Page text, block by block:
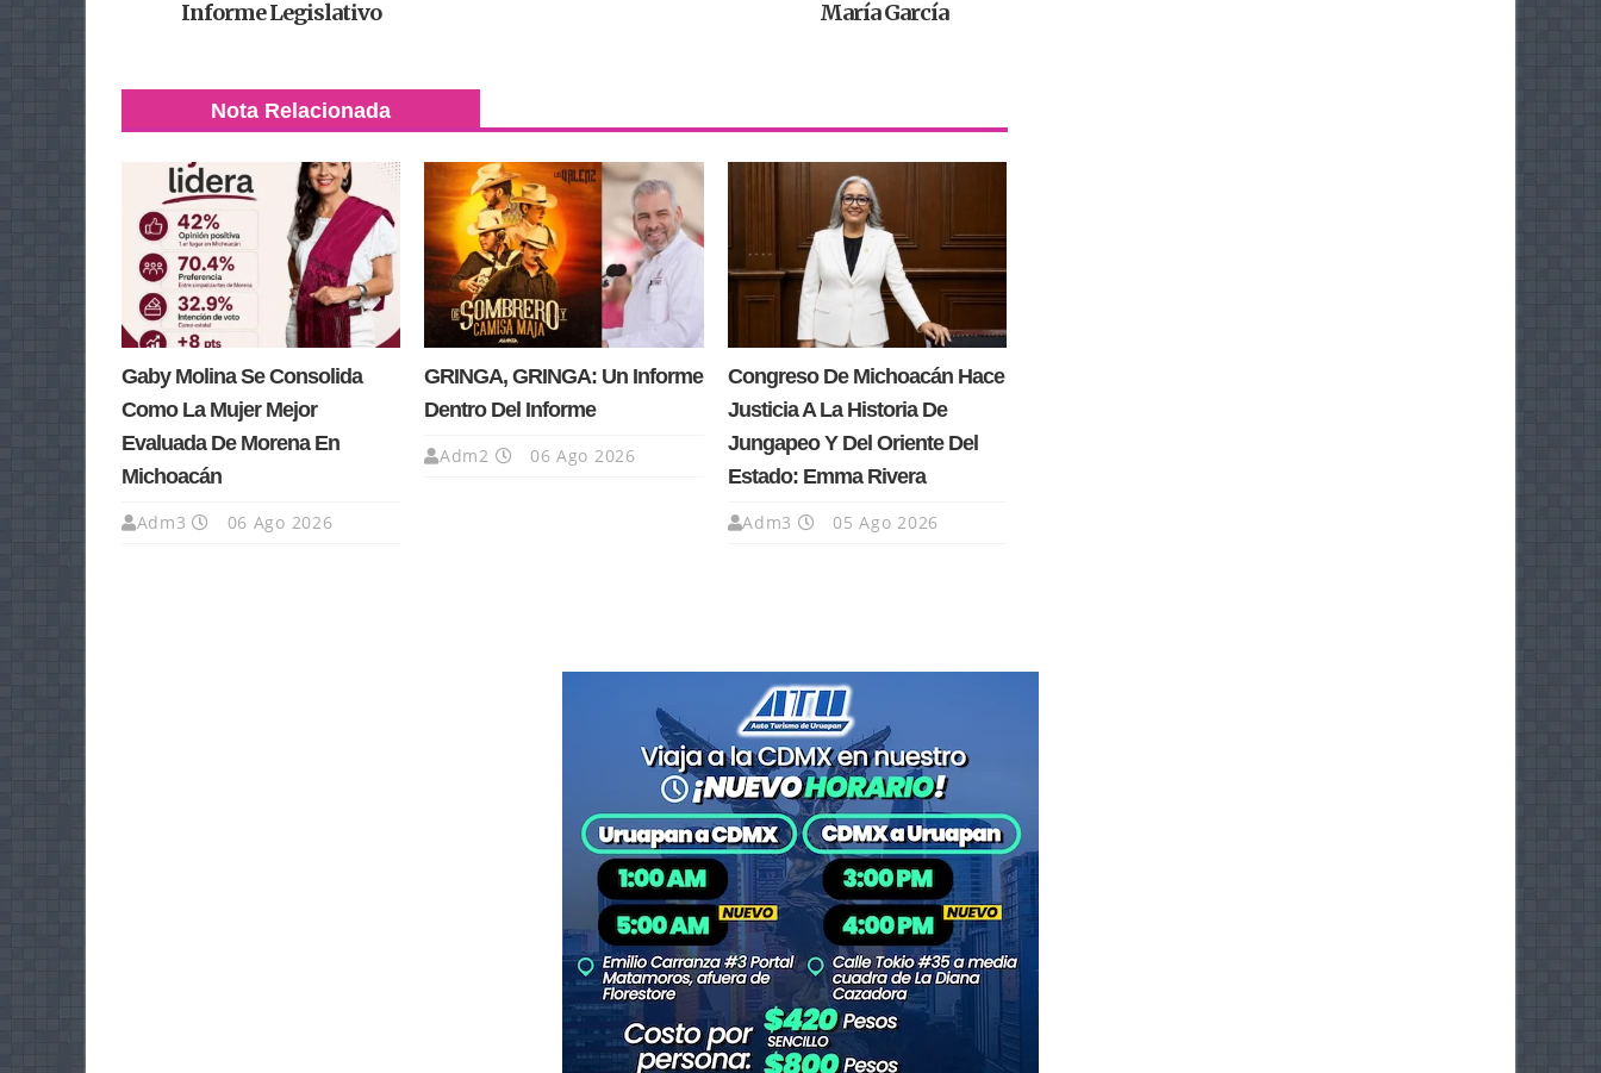
Informe Legislativo
María García
Nota Relacionada
Gaby Molina Se Consolida
Como La Mujer Mejor
Evaluada De Morena En
Michoacán
Adm3 06 Ago 2026
GRINGA, GRINGA: Un Informe
Dentro Del Informe
Adm2 06 Ago 2026
Congreso De Michoacán Hace
Justicia A La Historia De
Jungapeo Y Del Oriente Del
Estado: Emma Rivera
Adm3 05 Ago 2026